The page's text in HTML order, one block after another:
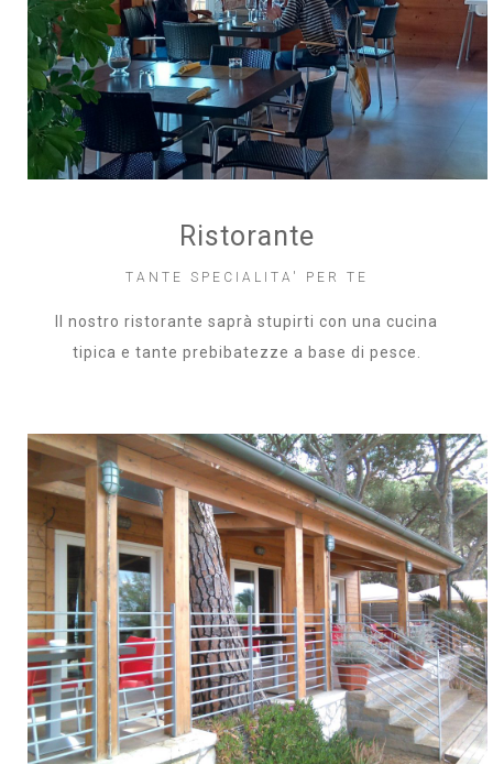
Ristorante
TANTE SPECIALITA' PER TE
Il nostro ristorante saprà stupirti con una cucina
tipica e tante prebibatezze a base di pesce.